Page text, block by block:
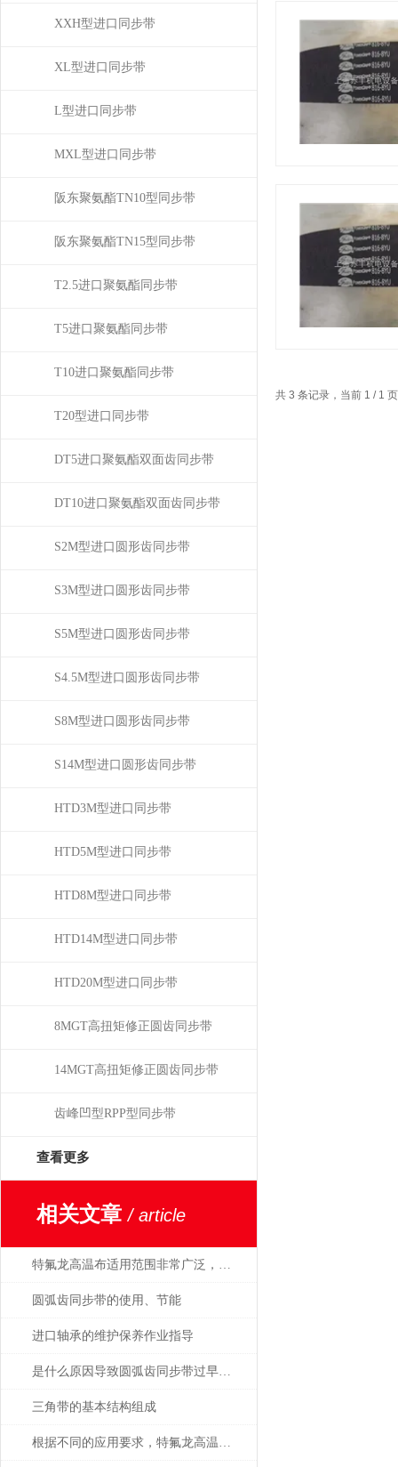
XXH型进口同步带
XL型进口同步带
L型进口同步带
MXL型进口同步带
阪东聚氨酯TN10型同步带
阪东聚氨酯TN15型同步带
T2.5进口聚氨酯同步带
T5进口聚氨酯同步带
T10进口聚氨酯同步带
T20型进口同步带
DT5进口聚氨酯双面齿同步带
DT10进口聚氨酯双面齿同步带
S2M型进口圆形齿同步带
S3M型进口圆形齿同步带
S5M型进口圆形齿同步带
S4.5M型进口圆形齿同步带
S8M型进口圆形齿同步带
S14M型进口圆形齿同步带
HTD3M型进口同步带
HTD5M型进口同步带
HTD8M型进口同步带
HTD14M型进口同步带
HTD20M型进口同步带
8MGT高扭矩修正圆齿同步带
14MGT高扭矩修正圆齿同步带
齿峰凹型RPP型同步带
查看更多
相关文章/ article
特氟龙高温布适用范围非常广泛，作用也非常*
圆弧齿同步带的使用、节能
进口轴承的维护保养作业指导
是什么原因导致圆弧齿同步带过早损坏
三角带的基本结构组成
根据不同的应用要求，特氟龙高温布可分为4个不同等级
共 3 条记录，当前 1 / 1